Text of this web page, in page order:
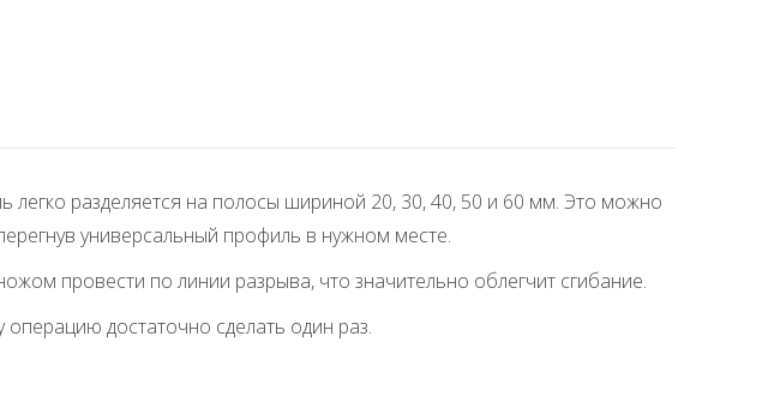
разделяется на полосы шириной 20, 30, 40, 50 и 60 мм. Это можно
универсальный профиль в нужном месте.
провести по линии разрыва, что значительно облегчит сгибание.
достаточно сделать один раз.